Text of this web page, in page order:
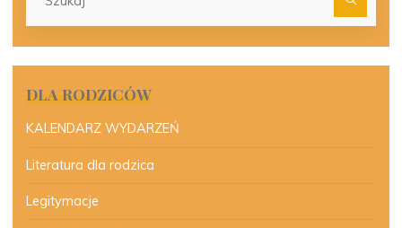
DLA RODZICÓW
KALENDARZ WYDARZEŃ
Literatura dla rodzica
Legitymacje